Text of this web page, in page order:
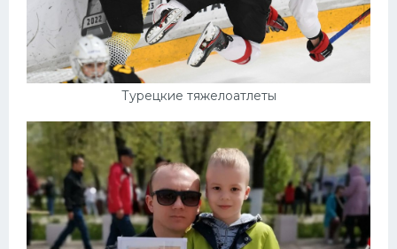
Турецкие тяжелоатлеты